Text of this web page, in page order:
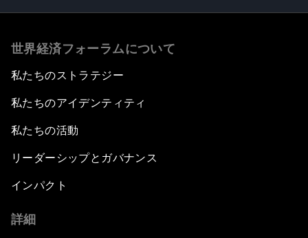
世界経済フォーラムについて
私たちのストラテジー
私たちのアイデンティティ
私たちの活動
リーダーシップとガバナンス
インパクト
詳細